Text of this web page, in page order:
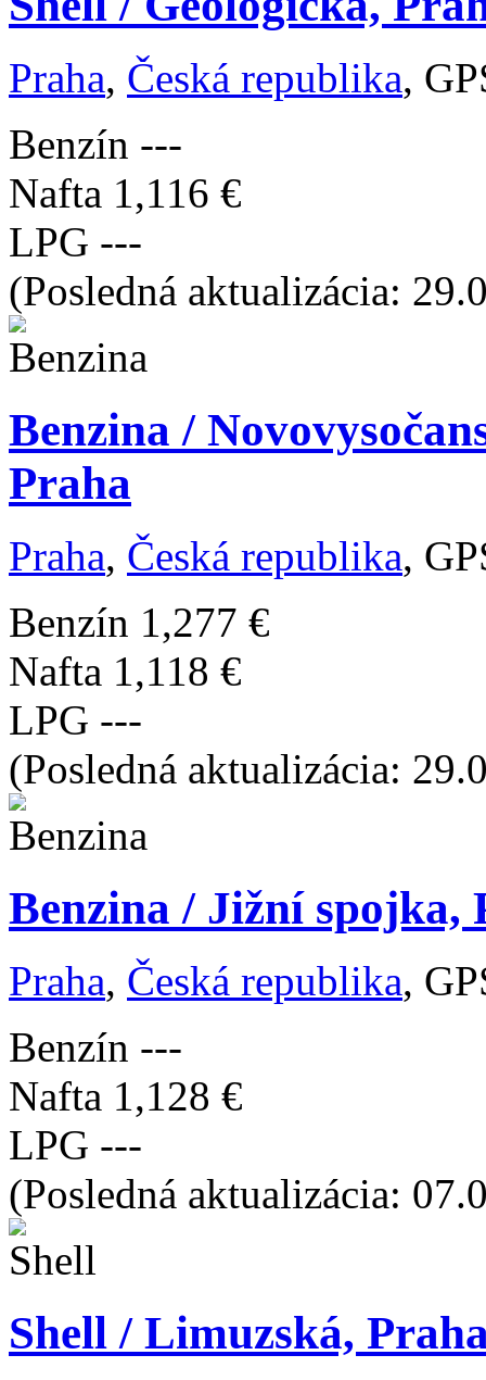
Praha, Česká republika,
Benzín ---
Nafta 1,116 €
LPG ---
(Posledná aktualizácia:
Benzina /
Praha
Praha, Česká republika,
Benzín 1,277 €
Nafta 1,118 €
LPG ---
(Posledná aktualizácia:
Benzina / Jižní spojka,
Praha, Česká republika,
Benzín ---
Nafta 1,128 €
LPG ---
(Posledná aktualizácia:
Shell / Limuzská,